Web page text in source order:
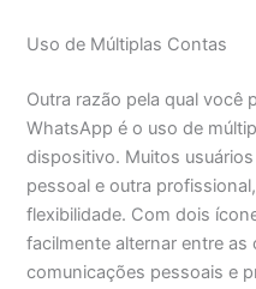
Uso de Múltiplas Contas
Outra razão pela qual você
WhatsApp é o uso de
dispositivo. Muitos
pessoal e outra
flexibilidade. Com dois
facilmente alternar entre
comunicações pessoais e